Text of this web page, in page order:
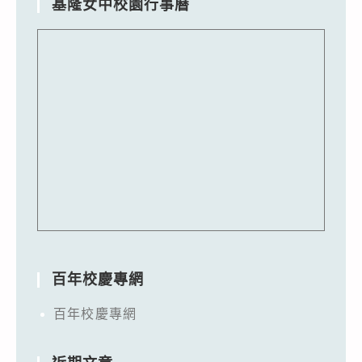
基隆女中校園行事曆
百年校慶專網
百年校慶專網